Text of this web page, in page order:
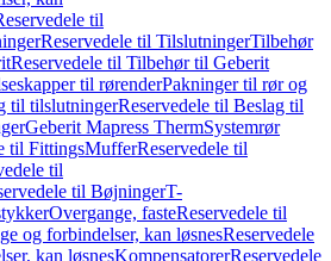
til
Reservedele til TilslutningerTilbehør
Reservedele til Tilbehør til Geberit
til rørenderPakninger til rør og
til tilslutningerReservedele til Beslag til
Geberit Mapress ThermSystemrør
til FittingsMufferReservedele til
til
til BøjningerT-
Overgange, fasteReservedele til
og forbindelser, kan løsnesReservedele
kan løsnesKompensatorerReservedele